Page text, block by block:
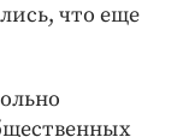
что еще